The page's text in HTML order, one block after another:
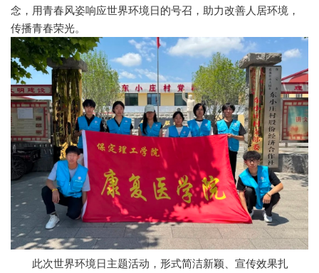
念，用青春风姿响应世界环境日的号召，助力改善人居环境，
传播青春荣光。
此次世界环境日主题活动，形式简洁新颖、宣传效果扎